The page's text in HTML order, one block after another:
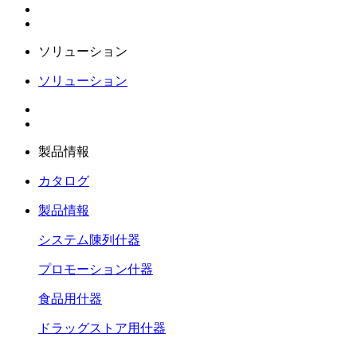
ソリューション
ソリューション
製品情報
カタログ
製品情報
システム陳列什器
プロモーション什器
食品用什器
ドラッグストア用什器